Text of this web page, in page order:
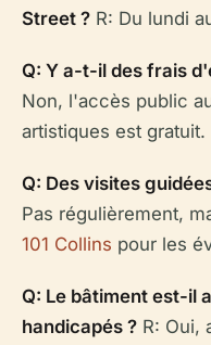
Street ? R: Du lundi
Q: Y a-t-il des frais
Non, l'accès public
artistiques est gratuit.
Q: Des visites
Pas régulièrement,
101 Collins pour les
Q: Le bâtiment est-il
handicapés ? R: Oui,